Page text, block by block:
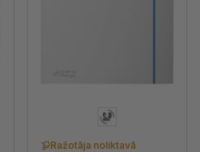
Ražotāja noliktavā